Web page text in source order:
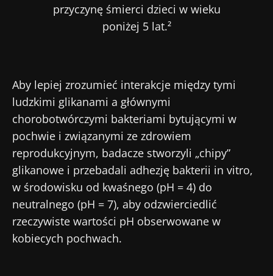
przyczynę śmierci dzieci w wieku
poniżej 5 lat.²
Aby lepiej zrozumieć interakcje między tymi
ludzkimi glikanami a głównymi
chorobotwórczymi bakteriami bytującymi w
pochwie i związanymi ze zdrowiem
reprodukcyjnym, badacze stworzyli „chipy”
glikanowe i przebadali adhezję bakterii in vitro,
w środowisku od kwaśnego (pH = 4) do
neutralnego (pH = 7), aby odzwierciedlić
rzeczywiste wartości pH obserwowane w
kobiecych pochwach.